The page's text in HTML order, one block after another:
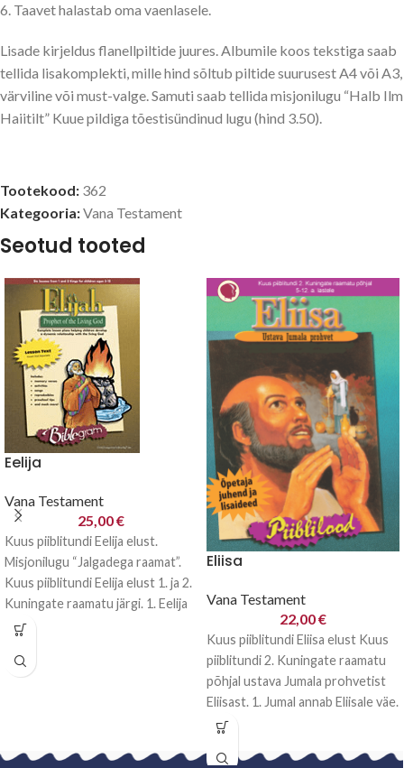
6. Taavet halastab oma vaenlasele.
Lisade kirjeldus flanellpiltide juures. Albumile koos tekstiga saab
tellida lisakomplekti, mille hind sõltub piltide suurusest A4 või A3,
värviline või must-valge. Samuti saab tellida misjonilugu “Halb Ilm
Haiitilt” Kuue pildiga tõestisündinud lugu (hind 3.50).
Tootekood: 362
Kategooria:Vana Testament
Seotud tooted
Eelija
Vana Testament
25,00€
Kuus piiblitundi Eelija elust.
Misjonilugu “Jalgadega raamat”.
Kuus piiblitundi Eelija elust 1. ja 2.
Kuningate raamatu järgi. 1. Eelija
üllatav
Eliisa
Vana Testament
22,00€
Kuus piiblitundi Eliisa elust Kuus
piiblitundi 2. Kuningate raamatu
põhjal ustava Jumala prohvetist
Eliisast. 1. Jumal annab Eliisale väe.
2.